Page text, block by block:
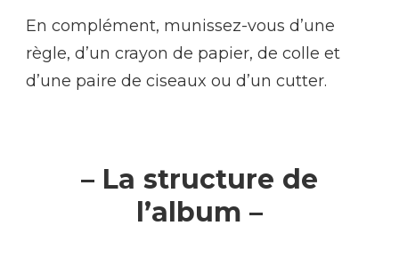
En complément, munissez-vous d’une
règle, d’un crayon de papier, de colle et
d’une paire de ciseaux ou d’un cutter.
– La structure de
l’album –